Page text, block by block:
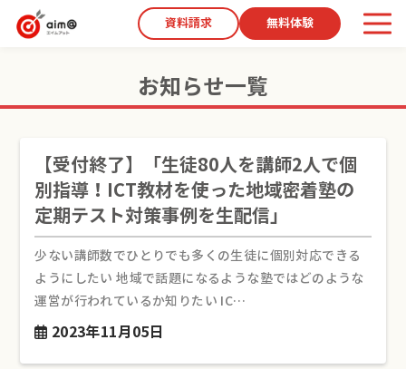
資料請求 無料体験
お知らせ一覧
【受付終了】「生徒80人を講師2人で個
別指導！ICT教材を使った地域密着塾の
定期テスト対策事例を生配信」
少ない講師数でひとりでも多くの生徒に個別対応できる
ようにしたい 地域で話題になるような塾ではどのような
運営が行われているか知りたい IC…
2023年11月05日